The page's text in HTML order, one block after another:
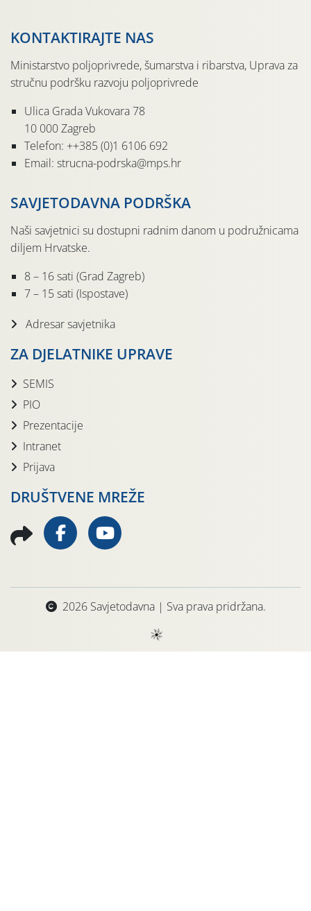
KONTAKTIRAJTE NAS
Ministarstvo poljoprivrede, šumarstva i ribarstva, Uprava za
stručnu podršku razvoju poljoprivrede
Ulica Grada Vukovara 78
10 000 Zagreb
Telefon: ++385 (0)1 6106 692
Email: strucna-podrska@mps.hr
SAVJETODAVNA PODRŠKA
Naši savjetnici su dostupni radnim danom u podružnicama
diljem Hrvatske.
8 – 16 sati (Grad Zagreb)
7 – 15 sati (Ispostave)
Adresar savjetnika
ZA DJELATNIKE UPRAVE
SEMIS
PIO
Prezentacije
Intranet
Prijava
DRUŠTVENE MREŽE
2026 Savjetodavna | Sva prava pridržana.